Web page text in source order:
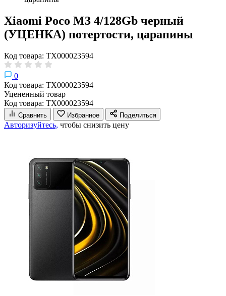
Xiaomi Poco M3 4/128Gb черный
(УЦЕНКА) потертости, царапины
Код товара: ТХ000023594
0
Код товара: ТХ000023594
Уцененный товар
Код товара: ТХ000023594
Сравнить Избранное Поделиться
Авторизуйтесь, чтобы снизить цену